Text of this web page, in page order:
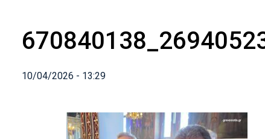
10/04/2026 - 13:29